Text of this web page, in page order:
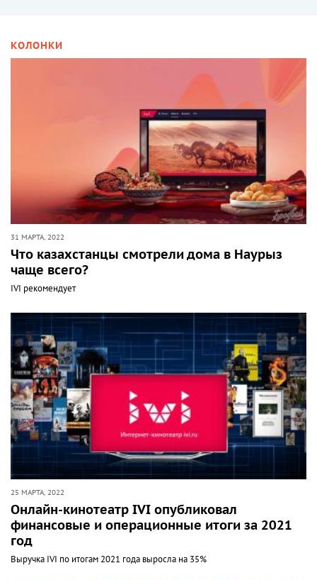
КОЛОНКИ
31 МАРТА, 2022
Что казахстанцы смотрели дома в Наурыз
чаще всего?
IVI рекомендует
25 МАРТА, 2022
Онлайн-кинотеатр IVI опубликовал
финансовые и операционные итоги за 2021
год
Выручка IVI по итогам 2021 года выросла на 35%